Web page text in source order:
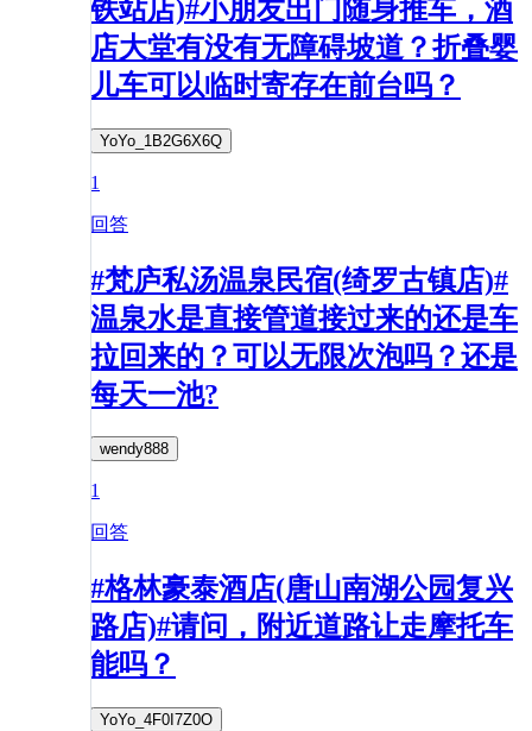
铁站店)#小朋友出门随身推车，酒
店大堂有没有无障碍坡道？折叠婴
儿车可以临时寄存在前台吗？
YoYo_1B2G6X6Q
1
回答
#梵庐私汤温泉民宿(绮罗古镇店)#
温泉水是直接管道接过来的还是车
拉回来的？可以无限次泡吗？还是
每天一池?
wendy888
1
回答
#格林豪泰酒店(唐山南湖公园复兴
路店)#请问，附近道路让走摩托车
能吗？
YoYo_4F0I7Z0O